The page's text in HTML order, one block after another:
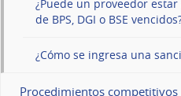
¿Puede un proveedor
de BPS, DGI o BSE
¿Cómo se ingresa una
Procedimientos competitivos